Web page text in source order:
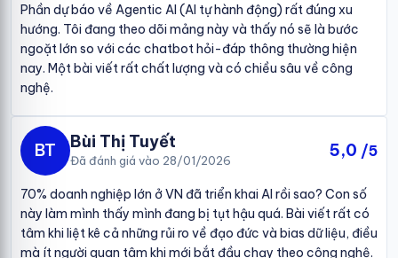
Phần dự báo về Agentic AI (AI tự hành động) rất đúng xu
hướng. Tôi đang theo dõi mảng này và thấy nó sẽ là bước
ngoặt lớn so với các chatbot hỏi-đáp thông thường hiện
nay. Một bài viết rất chất lượng và có chiều sâu về công
nghệ.
BT Bùi Thị Tuyết
Đã đánh giá vào 28/01/2026 5,0 /5
70% doanh nghiệp lớn ở VN đã triển khai AI rồi sao? Con số
này làm mình thấy mình đang bị tụt hậu quá. Bài viết rất có
tâm khi liệt kê cả những rủi ro về đạo đức và bias dữ liệu, điều
mà ít người quan tâm khi mới bắt đầu chạy theo công nghệ.